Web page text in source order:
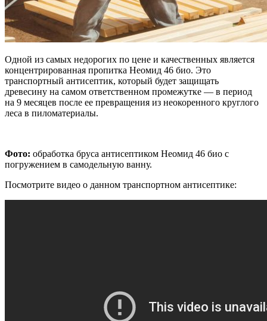
Одной из самых недорогих по цене и качественных является
концентрированная пропитка Неомид 46 био. Это
транспортный антисептик, который будет защищать
древесину на самом ответственном промежутке — в период
на 9 месяцев после ее превращения из неокоренного круглого
леса в пиломатериалы.
Фото: обработка бруса антисептиком Неомид 46 био с
погружением в самодельную ванну.
Посмотрите видео о данном транспортном антисептике: